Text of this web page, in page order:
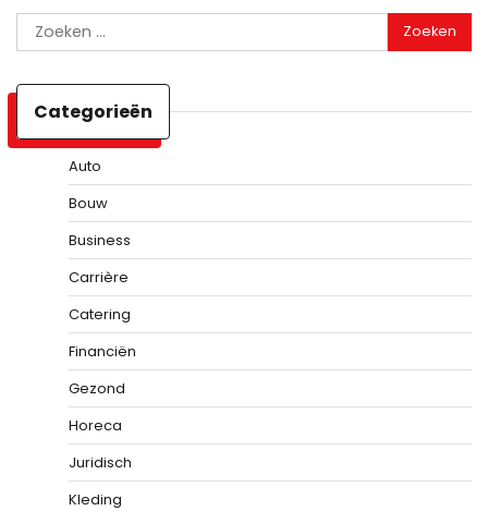
Zoeken
naar:
Categorieën
Auto
Bouw
Business
Carrière
Catering
Financiën
Gezond
Horeca
Juridisch
Kleding